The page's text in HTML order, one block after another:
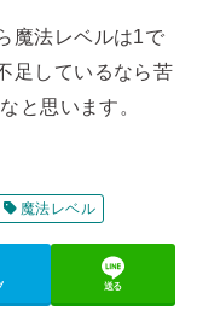
魔法レベルは1で
足しているなら苦
と思います。
魔法レベル
送る